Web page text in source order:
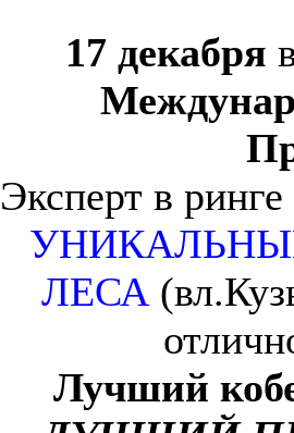
17 декабря
Эксперт в
ЛЕСА
Лучший